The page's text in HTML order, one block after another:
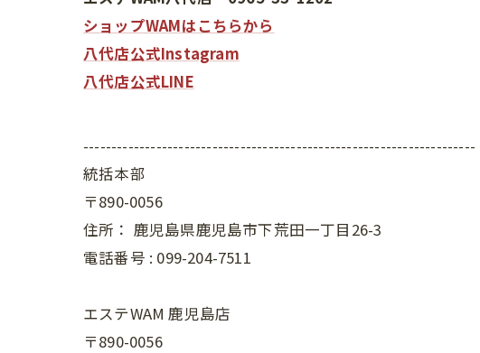
ショップWAMはこちらから
八代店公式Instagram
八代店公式LINE
----------------------------------------------------------------------
統括本部
〒890-0056
住所： 鹿児島県鹿児島市下荒田一丁目26-3
電話番号 : 099-204-7511
エステWAM 鹿児島店
〒890-0056